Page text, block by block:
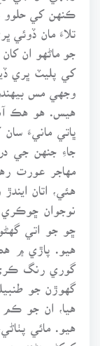
ڪنهن کي حلوو
تلاءَ مان ڏوئي
جو ماڻهو ان
کي پليٽ ڀري
وجهي مس
هيس. هو هڪ
ڀاتي مانيءَ
جاءِ جنهن جي
مهاجر عورت
هئي، اتان
نوجوان ڇوڪري
ڇو جو اتي
هيو. پاڙي ۾
گوري رنگ ڪري
گهوڙن جو
هيا، ان جو
هيو. مائي
کرکڻو هڻندو